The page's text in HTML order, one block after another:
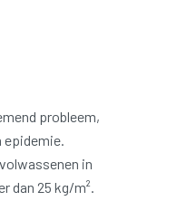
probleem,
epidemie.
in
dan 25 kg/m².